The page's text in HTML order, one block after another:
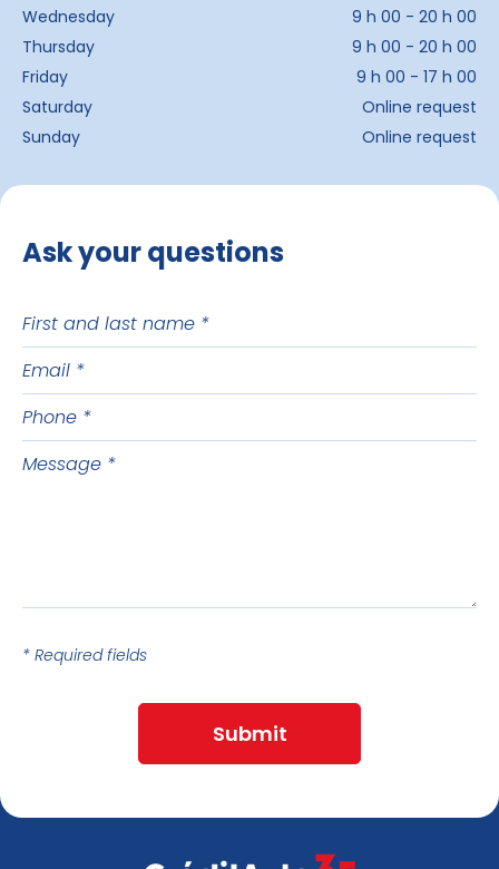
Wednesday
9 h 00 - 20 h 00
Thursday
9 h 00 - 20 h 00
Friday
9 h 00 - 17 h 00
Saturday
Online request
Sunday
Online request
Ask your questions
First
last
name
Email
Phone
Message
* Required fields
Submit